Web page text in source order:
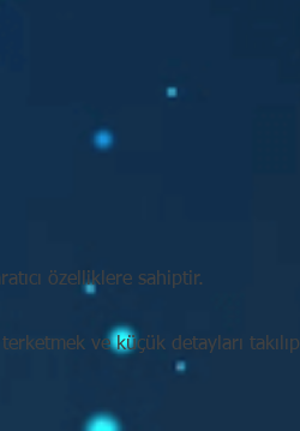
özelliklere sahiptir.
ve küçük detayları takılıp